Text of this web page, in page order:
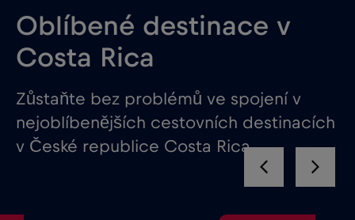
Oblíbené destinace v
Costa Rica
Zůstaňte bez problémů ve spojení v
nejoblíbenějších cestovních destinacích
v České republice Costa Rica